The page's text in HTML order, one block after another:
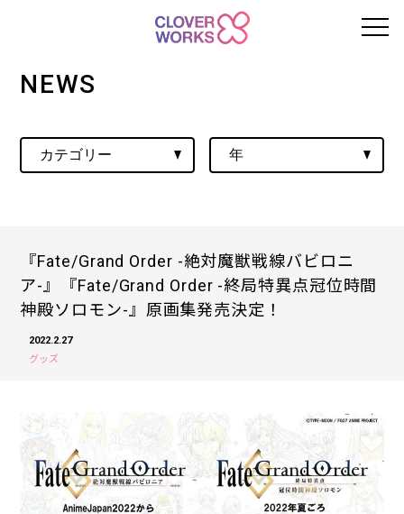
NEWS
『Fate/Grand Order -絶対魔獣戦線バビロニ
ア-』『Fate/Grand Order -終局特異点冠位時間
神殿ソロモン-』原画集発売決定！
2022.2.27
グッズ